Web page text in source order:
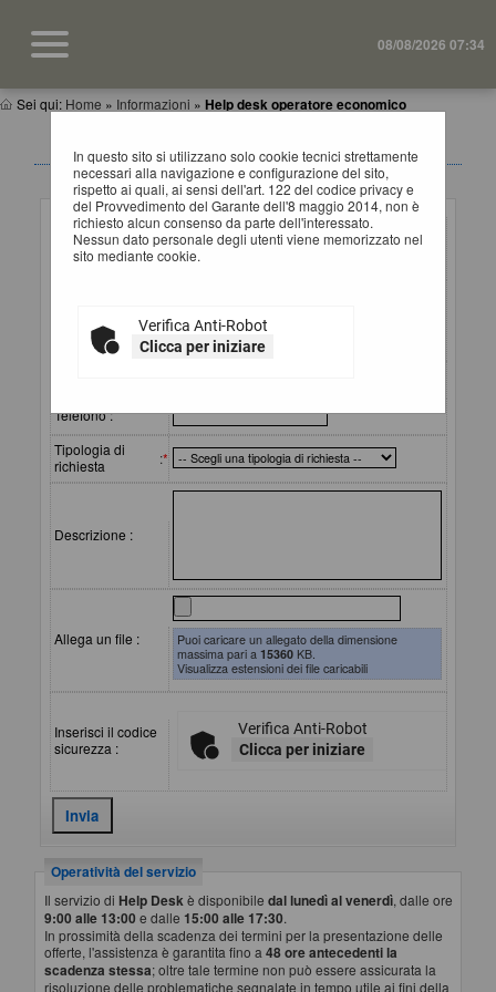
08/08/2026 07:34
Sei qui: Home » Informazioni » Help desk operatore economico
In questo sito si utilizzano solo cookie tecnici strettamente
necessari alla navigazione e configurazione del sito,
rispetto ai quali, ai sensi dell'art. 122 del codice privacy e
del Provvedimento del Garante dell'8 maggio 2014, non è
richiesto alcun consenso da parte dell'interessato.
Nessun dato personale degli utenti viene memorizzato nel
sito mediante cookie.
Verifica Anti-Robot
Clicca per iniziare
HELP DESK OPERATORI ECONOMICI
Inserimento richiesta
Ragione sociale
denominazione
:*
nome) da
contattare
:*
Telefono :
Tipologia di
richiesta
:*
Descrizione :
Allega un file :
Puoi caricare un allegato della dimensione
massima pari a15360 KB.
Visualizza estensioni dei file caricabili
Inserisci il codice
sicurezza :
Verifica Anti-Robot
Clicca per iniziare
Operatività del servizio
Il servizio di Help Desk è disponibile dal lunedì al venerdì, dalle ore
9:00 alle 13:00 e dalle 15:00 alle 17:30.
In prossimità della scadenza dei termini per la presentazione delle
offerte, l'assistenza è garantita fino a 48 ore antecedenti la
scadenza stessa; oltre tale termine non può essere assicurata la
risoluzione delle problematiche segnalate in tempo utile ai fini della